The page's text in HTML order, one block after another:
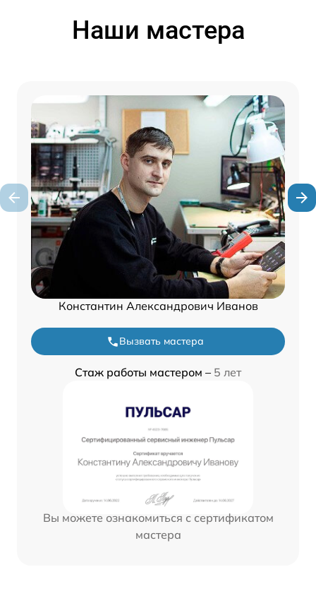
Наши мастера
Константин Александрович Иванов
Вызвать мастера
Стаж работы мастером – 5 лет
Вы можете ознакомиться с сертификатом
мастера